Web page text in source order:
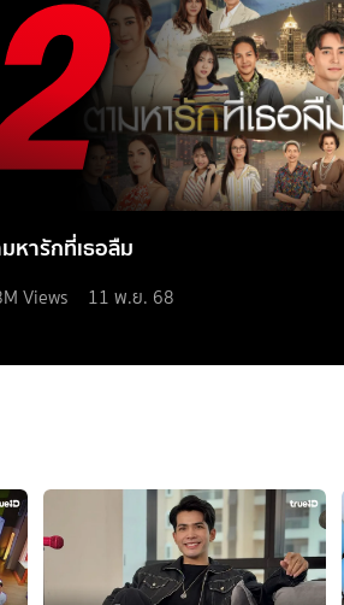
หารักที่เธอลืม
Views 11 พ.ย. 68